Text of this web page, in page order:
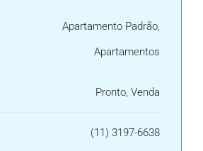
Apartamento Padrão,
Apartamentos
Pronto, Venda
(11) 3197-6638